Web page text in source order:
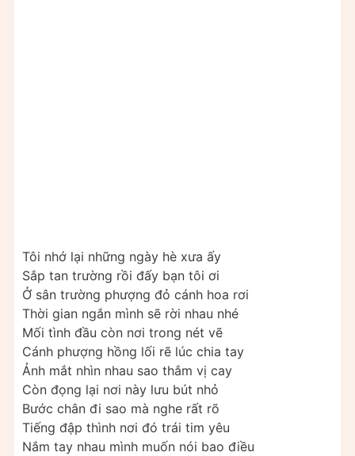
Tôi nhớ lại những ngày hè xưa ấy
Sắp tan trường rồi đấy bạn tôi ơi
Ở sân trường phượng đỏ cánh hoa rơi
Thời gian ngắn mình sẽ rời nhau nhé
Mối tình đầu còn nơi trong nét vẽ
Cánh phượng hồng lối rẽ lúc chia tay
Ảnh mắt nhìn nhau sao thắm vị cay
Còn đọng lại nơi này lưu bút nhỏ
Bước chân đi sao mà nghe rất rõ
Tiếng đập thình nơi đó trái tim yêu
Nắm tay nhau mình muốn nói bao điều